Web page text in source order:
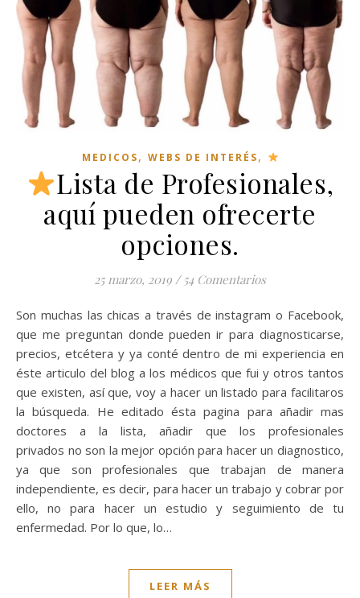
MEDICOS, WEBS DE INTERÉS,
Lista de Profesionales,
aquí pueden ofrecerte
opciones.
25 marzo, 2019 / 54 Comentarios
Son muchas las chicas a través de instagram o Facebook,
que me preguntan donde pueden ir para diagnosticarse,
precios, etcétera y ya conté dentro de mi experiencia en
éste articulo del blog a los médicos que fui y otros tantos
que existen, así que, voy a hacer un listado para facilitaros
la búsqueda. He editado ésta pagina para añadir mas
doctores a la lista, añadir que los profesionales
privados no son la mejor opción para hacer un diagnostico,
ya que son profesionales que trabajan de manera
independiente, es decir, para hacer un trabajo y cobrar por
ello, no para hacer un estudio y seguimiento de tu
enfermedad. Por lo que, lo…
LEER MÁS